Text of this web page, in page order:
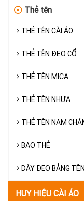
Thẻ tên
THẺ TÊN CÀI ÁO
THẺ TÊN ĐEO CỔ
THẺ TÊN MICA
THẺ TÊN NHỰA
THẺ TÊN NAM
BAO THẺ
DÂY ĐEO BẢNG TÊN
HUY HIỆU CÀI ÁO